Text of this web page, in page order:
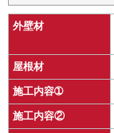
外壁材
屋根材
施工内容➀
施工内容②